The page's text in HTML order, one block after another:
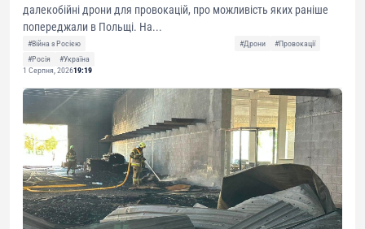
далекобійні дрони для провокацій, про можливість яких раніше
попереджали в Польщі. На...
#Війна з Росією #Дрони
#Провокації
#Росія
#Україна
1 Серпня, 202619:19